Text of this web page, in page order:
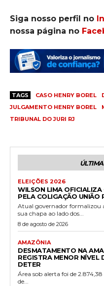
Siga nosso perfil no
nossa página no
TAGS CASO HENRY BOREL
JULGAMENTO HENRY BOREL
TRIBUNAL DO JURI RJ
ELEIÇÕES 2026
WILSON LIMA
PELA COLIGAÇÃO UNIÃO
Atual governador formalizou
sua chapa ao lado dos...
8 de agosto de 2026
AMAZÔNIA
DESMATAMENTO NA
REGISTRA MENOR NÍVEL
DETER
Área sob alerta foi de
de...